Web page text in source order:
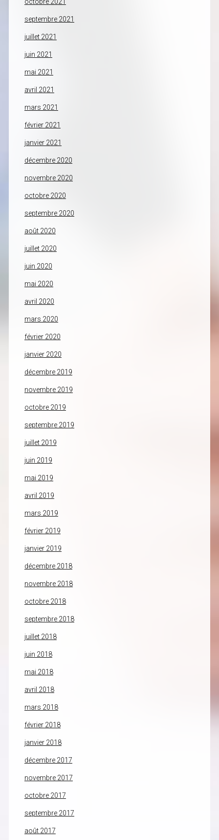
octobre 2021
septembre 2021
juillet 2021
juin 2021
mai 2021
avril 2021
mars 2021
février 2021
janvier 2021
décembre 2020
novembre 2020
octobre 2020
septembre 2020
août 2020
juillet 2020
juin 2020
mai 2020
avril 2020
mars 2020
février 2020
janvier 2020
décembre 2019
novembre 2019
octobre 2019
septembre 2019
juillet 2019
juin 2019
mai 2019
avril 2019
mars 2019
février 2019
janvier 2019
décembre 2018
novembre 2018
octobre 2018
septembre 2018
juillet 2018
juin 2018
mai 2018
avril 2018
mars 2018
février 2018
janvier 2018
décembre 2017
novembre 2017
octobre 2017
septembre 2017
août 2017